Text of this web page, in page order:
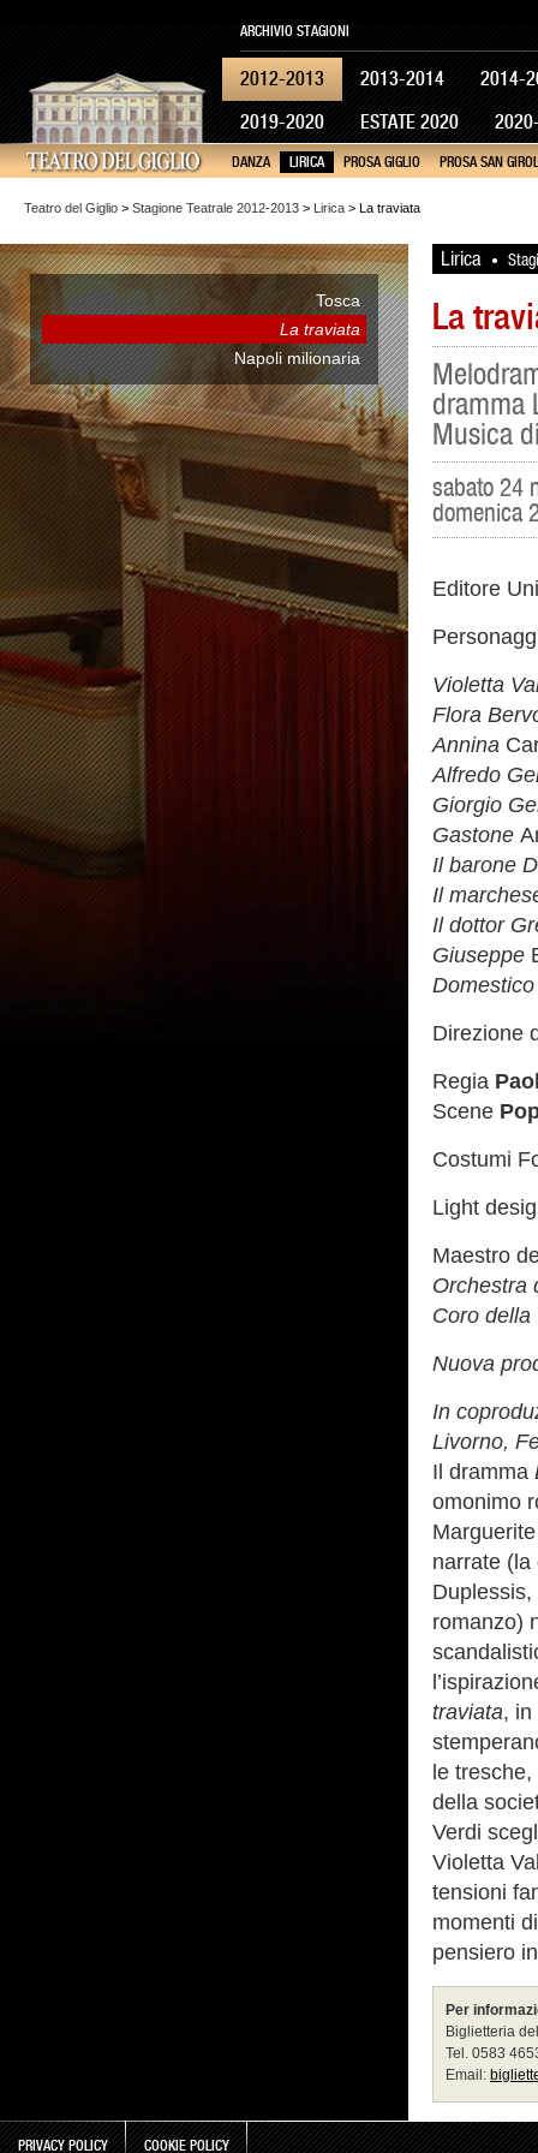
2012-2013 2013-2014
2014-
2019-2020
ESTATE 2020
ARCHIVIO STAGIONI
DANZA LIRICA PROSA GIGLIO PROSA SAN
Teatro del Giglio > Stagione Teatrale 2012-2013 > Lirica > La traviata
Tosca
La traviata
Napoli milionaria
Lirica •
La
dramma
Musica
sabato 24
domenica
Editore
Violetta
Flora
Annina
Alfredo
Giorgio
Gastone
Il barone
Il
Il dottor
Giuseppe
Direzione
Regia
Scene
Costumi
Light
Maestro
Orchestra
Coro della
Nuova
In
Livorno,
Il dramma
omonimo
narrate (la
romanzo)
traviata, in
le
della
Verdi
Violetta
tensioni
momenti
pensiero
Per
Biglietteria
Tel. 0583
Email:
PRIVACY POLICY COOKIE POLICY